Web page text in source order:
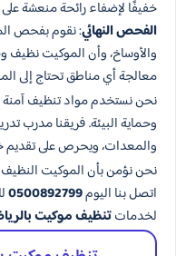
خفيفًا لإضفاء رائحة منعشة
الفحص النهائي: نقوم بفحص
والأوساخ، وأن الموكيت نظيف
معالجة أي مناطق تحتاج إلى
نحن نستخدم مواد تنظيف آمنة
وحماية البيئة. فريقنا مدرب
والمعدات، ويحرص على تقديم
نحن نؤمن بأن الموكيت
اتصل بنا اليوم0500892799
لخدماتتنظيف موكيت